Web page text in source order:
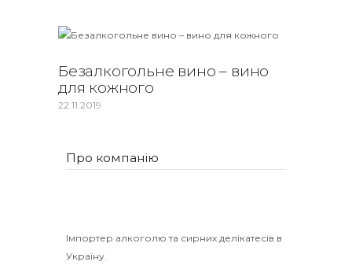
Безалкогольне вино – вино
для кожного
22.11.2019
Про компанію
Імпортер алкоголю та сирних делікатесів в
Україну.